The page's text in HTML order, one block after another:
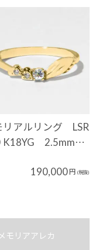
リアルリング LSR
K18YG 2.5mm…
190,000円 (税抜)
モリアアレカ